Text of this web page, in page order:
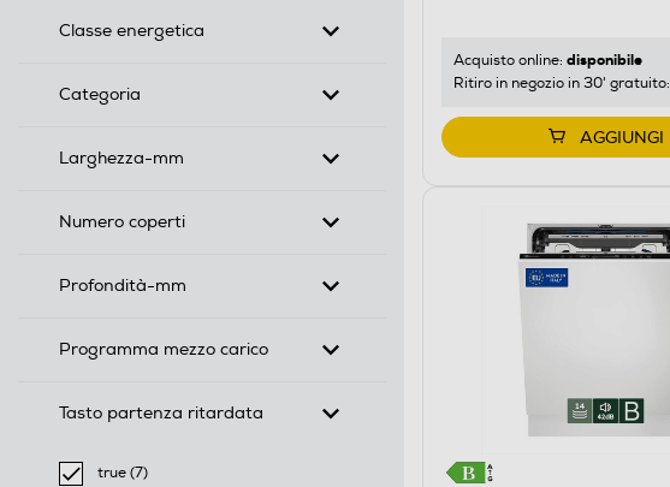
Classe energetica
Categoria
Larghezza-mm
Numero coperti
Profondità-mm
Programma mezzo carico
Tasto partenza ritardata
true (7)
di
Youreko.
Acquisto online: disponibile
Ritiro in negozio in 30' gratuito:
AGGIUNGI